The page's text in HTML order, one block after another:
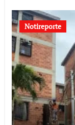
Notireporte